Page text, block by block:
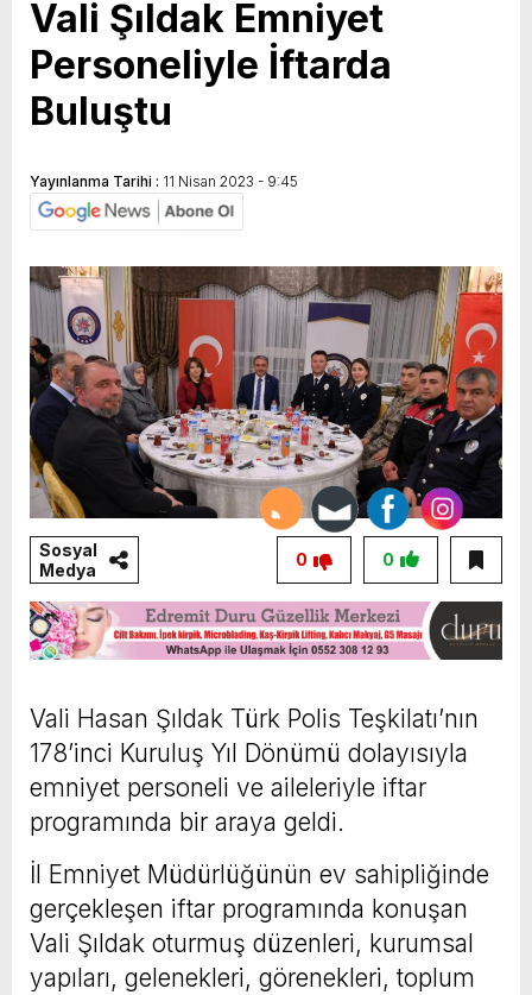
Vali Şıldak Emniyet
Personeliyle İftarda
Buluştu
Yayınlanma Tarihi : 11 Nisan 2023 - 9:45
Sosyal
Medya
0
0
Vali Hasan Şıldak Türk Polis Teşkilatı’nın
178’inci Kuruluş Yıl Dönümü dolayısıyla
emniyet personeli ve aileleriyle iftar
programında bir araya geldi.
İl Emniyet Müdürlüğünün ev sahipliğinde
gerçekleşen iftar programında konuşan
Vali Şıldak oturmuş düzenleri, kurumsal
yapıları, gelenekleri, görenekleri, toplum